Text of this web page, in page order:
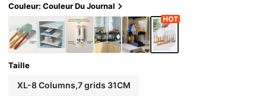
ipuler avec précaution ! 24 cm - 31 cm
Couleur: Couleur Du Journal
Taille
XL-8 Columns,7 grids 31CM